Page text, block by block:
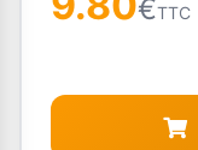
€TTC